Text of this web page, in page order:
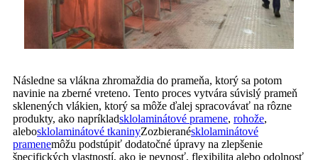
Následne sa vlákna zhromaždia do prameňa, ktorý sa potom
navinie na zberné vreteno. Tento proces vytvára súvislý prameň
sklenených vlákien, ktorý sa môže ďalej spracovávať na rôzne
produkty, ako napríkladsklolaminátové pramene, rohože,
alebosklolaminátové tkaninyZozbieranésklolaminátové
pramenemôžu podstúpiť dodatočné úpravy na zlepšenie
špecifických vlastností, ako je pevnosť, flexibilita alebo odolnosť